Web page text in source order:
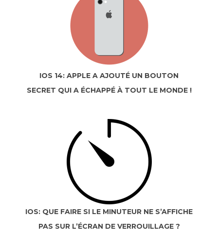
IOS 14: APPLE A AJOUTÉ UN BOUTON
SECRET QUI A ÉCHAPPÉ À TOUT LE MONDE !
IOS: QUE FAIRE SI LE MINUTEUR NE S’AFFICHE
PAS SUR L’ÉCRAN DE VERROUILLAGE ?